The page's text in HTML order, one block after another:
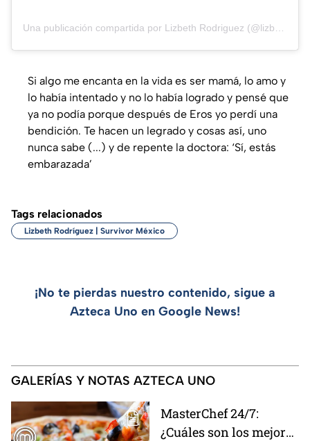
Si algo me encanta en la vida es ser mamá, lo amo y
lo había intentado y no lo había logrado y pensé que
ya no podía porque después de Eros yo perdí una
bendición. Te hacen un legrado y cosas así, uno
nunca sabe (...) y de repente la doctora: ‘Sí, estás
embarazada’
Tags relacionados
Lizbeth Rodríguez | Survivor México
¡No te pierdas nuestro contenido, sigue a
Azteca Uno en Google News!
GALERÍAS Y NOTAS AZTECA UNO
MasterChef 24/7:
¿Cuáles son los mejores